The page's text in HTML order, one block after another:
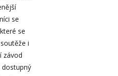
se
se
i
závod
dostupný